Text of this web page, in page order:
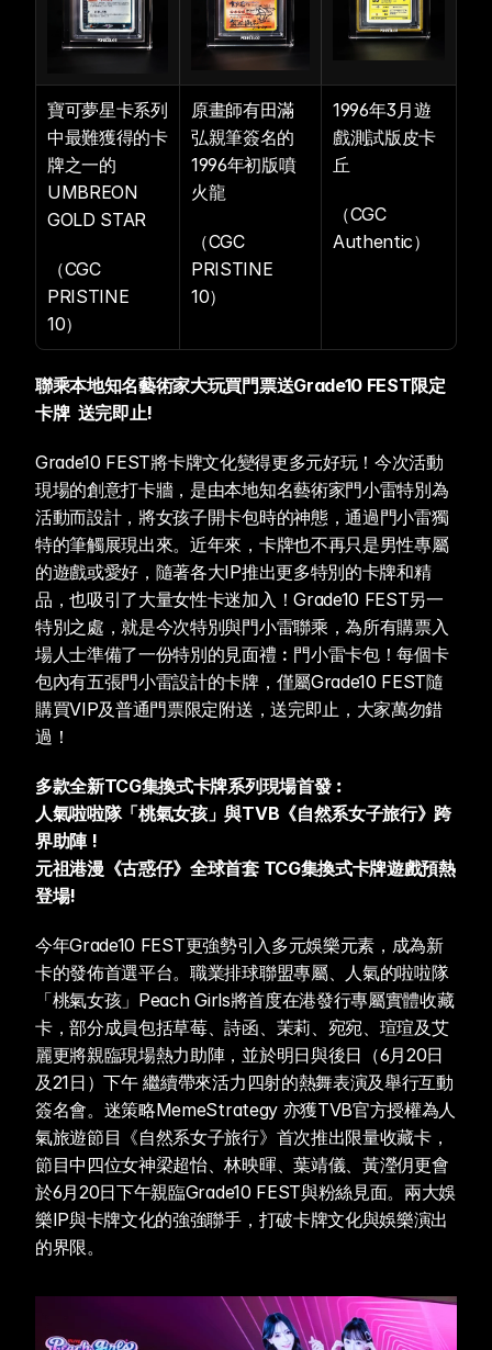
寶可夢星卡系列
中最難獲得的卡
牌之一的
UMBREON
GOLD STAR
（CGC
PRISTINE
10）
原畫師有田滿
弘親筆簽名的
1996年初版噴
火龍
（CGC
PRISTINE
10）
1996年3月遊
戲測試版皮卡
丘
（CGC
Authentic）
聯乘本地知名藝術家大玩買門票送Grade10 FEST限定
卡牌  送完即止!
Grade10 FEST將卡牌文化變得更多元好玩！今次活動
現場的創意打卡牆，是由本地知名藝術家門小雷特別為
活動而設計，將女孩子開卡包時的神態，通過門小雷獨
特的筆觸展現出來。近年來，卡牌也不再只是男性專屬
的遊戲或愛好，隨著各大IP推出更多特別的卡牌和精
品，也吸引了大量女性卡迷加入！Grade10 FEST另一
特別之處，就是今次特別與門小雷聯乘，為所有購票入
場人士準備了一份特別的見面禮︰門小雷卡包！每個卡
包內有五張門小雷設計的卡牌，僅屬Grade10 FEST隨
購買VIP及普通門票限定附送，送完即止，大家萬勿錯
過！
多款全新TCG集換式卡牌系列現場首發︰
人氣啦啦隊「桃氣女孩」與TVB《自然系女子旅行》跨
界助陣 !
元祖港漫《古惑仔》全球首套 TCG集換式卡牌遊戲預熱
登場!
今年Grade10 FEST更強勢引入多元娛樂元素，成為新
卡的發佈首選平台。職業排球聯盟專屬、人氣的啦啦隊
「桃氣女孩」Peach Girls將首度在港發行專屬實體收藏
卡，部分成員包括草莓、詩函、茉莉、宛宛、瑄瑄及艾
麗更將親臨現場熱力助陣，並於明日與後日（6月20日
及21日）下午 繼續帶來活力四射的熱舞表演及舉行互動
簽名會。迷策略MemeStrategy 亦獲TVB官方授權為人
氣旅遊節目《自然系女子旅行》首次推出限量收藏卡，
節目中四位女神梁超怡、林映暉、葉靖儀、黃瀅仴更會
於6月20日下午親臨Grade10 FEST與粉絲見面。兩大娛
樂IP與卡牌文化的強強聯手，打破卡牌文化與娛樂演出
的界限。